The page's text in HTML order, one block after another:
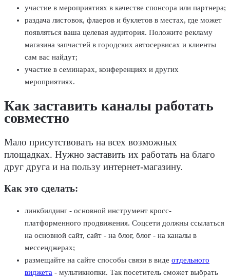
участие в мероприятиях в качестве спонсора или партнера;
раздача листовок, флаеров и буклетов в местах, где может
появляться ваша целевая аудитория. Положите рекламу
магазина запчастей в городских автосервисах и клиенты
сам вас найдут;
участие в семинарах, конференциях и других
мероприятиях.
Как заставить каналы работать
совместно
Мало присутствовать на всех возможных
площадках. Нужно заставить их работать на благо
друг друга и на пользу интернет-магазину.
Как это сделать:
линкбилдинг - основной инструмент кросс-
платформенного продвижения. Соцсети должны ссылаться
на основной сайт, сайт - на блог, блог - на каналы в
мессенджерах;
размещайте на сайте способы связи в виде отдельного
виджета - мультикнопки. Так посетитель сможет выбрать